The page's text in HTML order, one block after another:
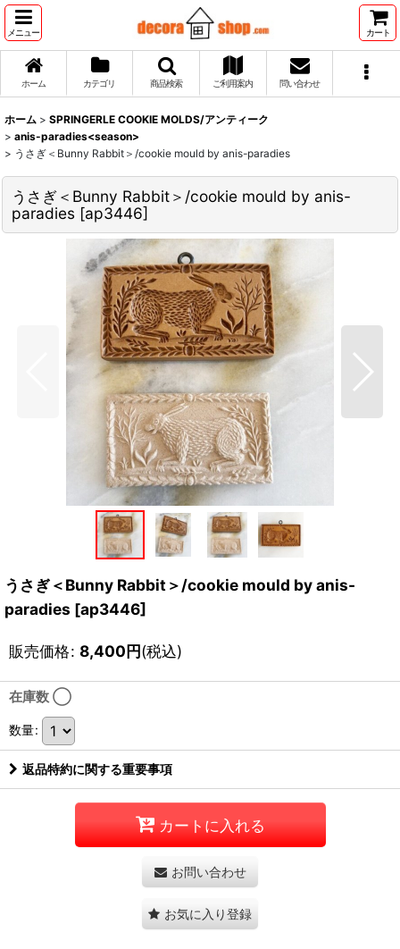
メニュー カート
ホーム カテゴリ 商品検索 ご利用案内 問い合わせ
ホーム > SPRINGERLE COOKIE MOLDS/アンティーク
> anis-paradies<season>
> うさぎ＜Bunny Rabbit＞/cookie mould by anis-paradies
うさぎ＜Bunny Rabbit＞/cookie mould by anis-
paradies [ap3446]
うさぎ＜Bunny Rabbit＞/cookie mould by anis-
paradies [ap3446]
販売価格: 8,400円(税込)
在庫数 ◯
数量:
返品特約に関する重要事項
カートに入れる
お問い合わせ
お気に入り登録